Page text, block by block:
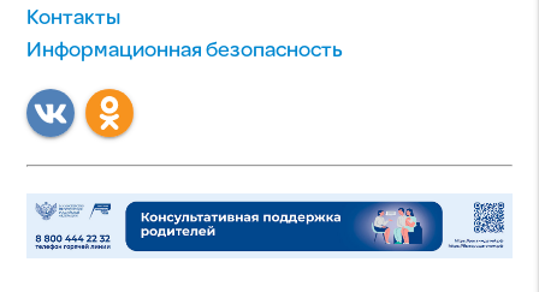
Контакты
Информационная безопасность